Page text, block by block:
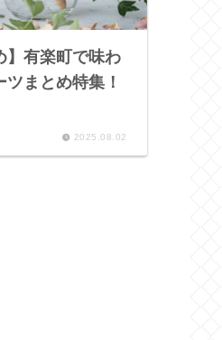
】有楽町で味わ
まとめ特集！
2025.08.02